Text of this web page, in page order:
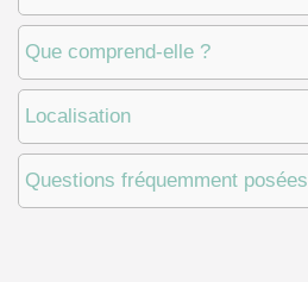
Que comprend-elle ?
Localisation
Questions fréquemment posées